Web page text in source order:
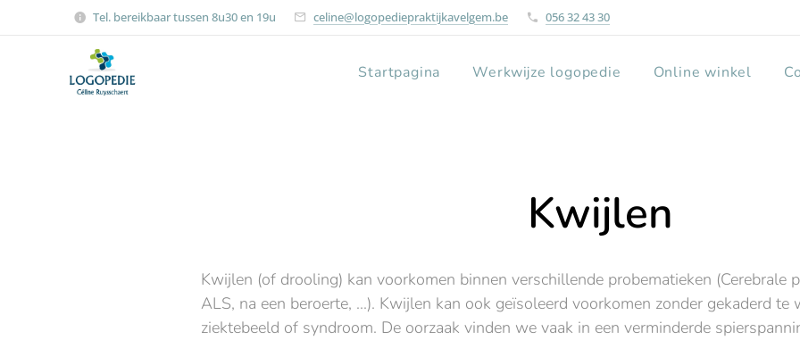
Tel. bereikbaar tussen 8u30 en 19u celine@logopediepraktijkavelgem.be 056 32 43 30
Startpagina Werkwijze logopedie Online winkel
Kwijlen
Kwijlen (of drooling) kan voorkomen binnen verschillende probematieken (Cerebrale
ALS, na een beroerte, ...). Kwijlen kan ook geïsoleerd voorkomen zonder gekaderd te
ziektebeeld of syndroom. De oorzaak vinden we vaak in een verminderde